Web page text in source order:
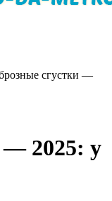
сгустки —
— 2025: у